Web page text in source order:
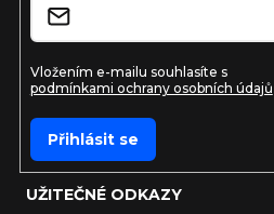
UŽITEČNÉ ODKAZY
Vložením e-mailu souhlasíte s
podmínkami ochrany osobních údajů
Přihlásit se